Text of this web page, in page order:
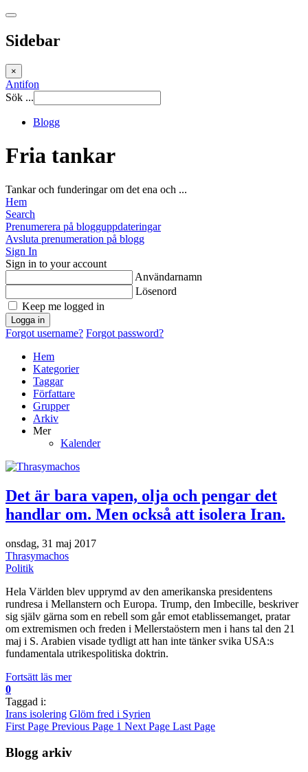
Sidebar
×
Antifon
Sök ...
Blogg
Fria tankar
Tankar och funderingar om det ena och ...
Hem
Search
Prenumerera på blogguppdateringar
Avsluta prenumeration på blogg
Sign In
Sign in to your account
Användarnamn
Lösenord
Keep me logged in
Logga in
Forgot username? Forgot password?
Hem
Kategorier
Taggar
Författare
Grupper
Arkiv
Mer
Kalender
Det är bara vapen, olja och pengar det
handlar om. Men också att isolera Iran.
onsdag, 31 maj 2017
Thrasymachos
Politik
Hela Världen blev upprymd av den amerikanska presidentens
rundresa i Mellanstern och Europa. Trump, den Imbecille, beskriver
sig själv gärna som en rebell som går emot etablissemanget, pratar
om extremismen och freden i Mellerstaöstern men i hans tal den 21
maj i S. Arabien visade tydligt att han inte tänker svika USA:s
fundamentala utrikespolitiska doktrin.
Fortsätt läs mer
0
Taggad i:
Irans isolering Glöm fred i Syrien
First Page Previous Page 1 Next Page Last Page
Blogg arkiv